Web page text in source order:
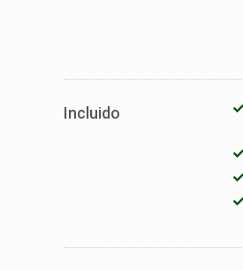
Incluido